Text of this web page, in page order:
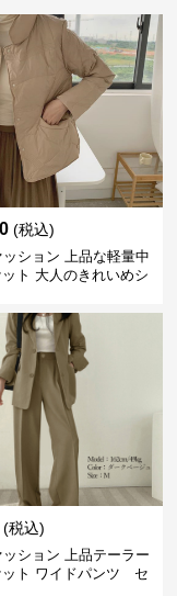
(税込)
ション 上品な軽量中
ト 大人のきれいめシ
(税込)
ション 上品テーラー
ット ワイドパンツ セ